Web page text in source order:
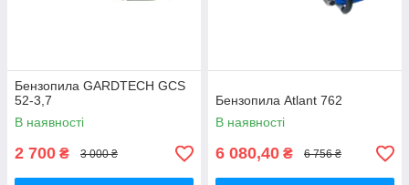
Бензопила GARDTECH GCS
52-3,7
В наявності
2 700 ₴ 3 000 ₴
Бензопила Atlant 762
В наявності
6 080,40 ₴ 6 756 ₴